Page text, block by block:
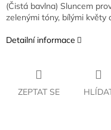
(Čistá bavlna) Sluncem
zelenými tóny, bílými květy
Detailní informace
ZEPTAT SE